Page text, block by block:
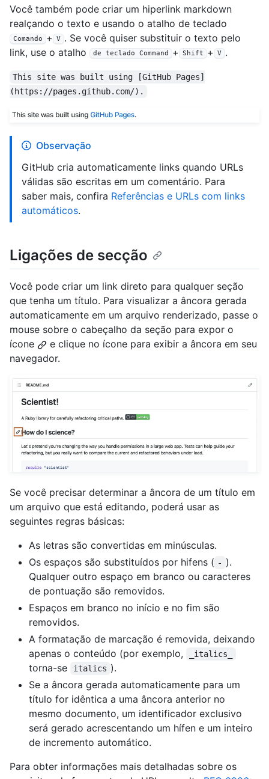
Você também pode criar um hiperlink markdown
realçando o texto e usando o atalho de teclado
Comando + V . Se você quiser substituir o texto pelo
link, use o atalho
de teclado Command + Shift + V .
This site was built using [GitHub Pages]
(https://pages.github.com/).
Observação
GitHub cria automaticamente links quando URLs
válidas são escritas em um comentário. Para
saber mais, confira Referências e URLs com links
automáticos.
Ligações de secção
Você pode criar um link direto para qualquer seção
que tenha um título. Para visualizar a âncora gerada
automaticamente em um arquivo renderizado, passe o
mouse sobre o cabeçalho da seção para expor o
ícone
e clique no ícone para exibir a âncora em seu
navegador.
Se você precisar determinar a âncora de um título em
um arquivo que está editando, poderá usar as
seguintes regras básicas:
As letras são convertidas em minúsculas.
Os espaços são substituídos por hifens ( - ).
Qualquer outro espaço em branco ou caracteres
de pontuação são removidos.
Espaços em branco no início e no fim são
removidos.
A formatação de marcação é removida, deixando
apenas o conteúdo (por exemplo,
_italics_
torna-se italics ).
Se a âncora gerada automaticamente para um
título for idêntica a uma âncora anterior no
mesmo documento, um identificador exclusivo
será gerado acrescentando um hífen e um inteiro
de incremento automático.
Para obter informações mais detalhadas sobre os